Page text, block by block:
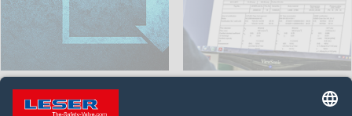
下载专区 - 为您的安全阀提
供所需的文件和信息。
莱斯安全阀的证书及资质